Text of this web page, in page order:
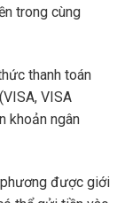
trong cùng
thanh toán
VISA
khoản ngân
được giới